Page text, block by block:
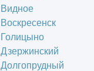
Видное
Воскресенск
Голицыно
Дзержинский
Долгопрудный